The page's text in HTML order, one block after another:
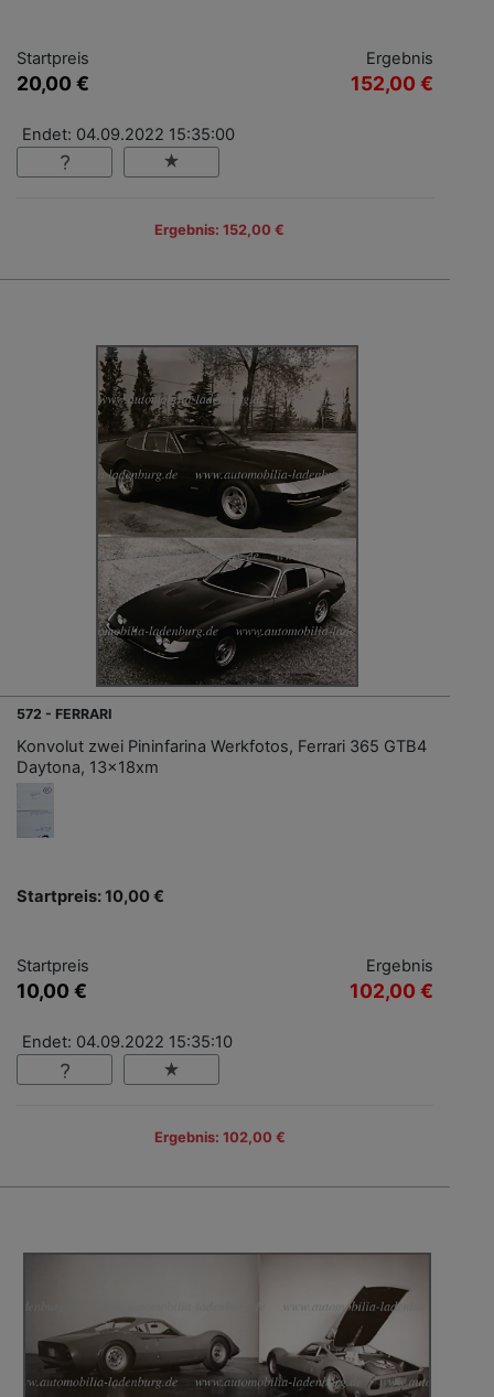
Startpreis
20,00 €
Ergebnis
152,00 €
Endet: 04.09.2022 15:35:00
Ergebnis: 152,00 €
572 - FERRARI
Konvolut zwei Pininfarina Werkfotos, Ferrari 365 GTB4
Daytona, 13x18xm
Startpreis: 10,00 €
Startpreis
10,00 €
Ergebnis
102,00 €
Endet: 04.09.2022 15:35:10
Ergebnis: 102,00 €